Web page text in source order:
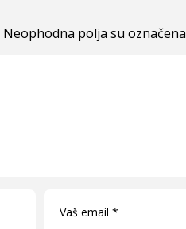
Neophodna polja su označena